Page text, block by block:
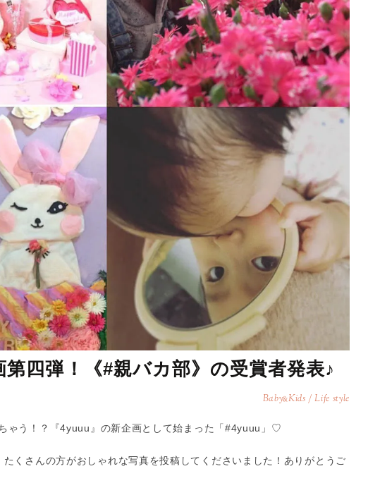
第四弾！《#親バカ部》の受賞者発表♪
Baby&Kids / Life style
ゃう！？『4yuuu』の新企画として始まった「#4yuuu」♡
くさんの方がおしゃれな写真を投稿してくださいました！ありがとうご